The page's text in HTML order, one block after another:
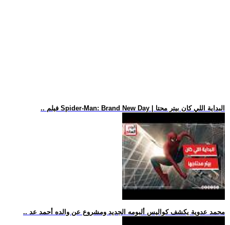
.. فيلم Spider-Man: Brand New Day | البداية اللي كان بيتر محتا
.. محمد عدوية يكشف كواليس ألبومه الجديد ومشروع عن والده أحمد عد